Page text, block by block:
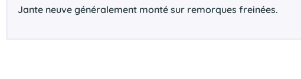
Jante neuve généralement monté sur remorques freinées.